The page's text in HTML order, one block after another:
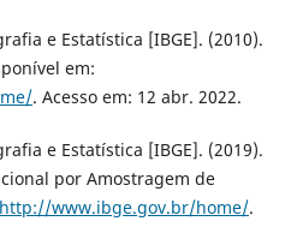
e Estatística [IBGE]. (2010).
em:
. Acesso em: 12 abr. 2022.
e Estatística [IBGE]. (2019).
por Amostragem de
http://www.ibge.gov.br/home/.